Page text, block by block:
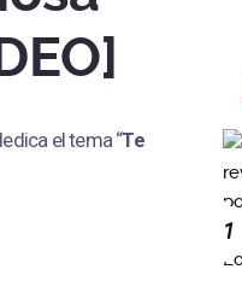
el tema “Te
1